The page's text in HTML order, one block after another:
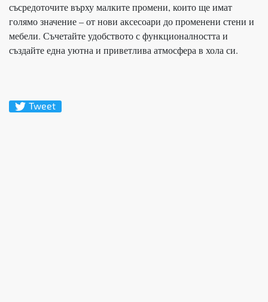
съсредоточите върху малките промени, които ще имат
голямо значение – от нови аксесоари до променени стени и
мебели. Съчетайте удобството с функционалността и
създайте една уютна и приветлива атмосфера в хола си.
Tweet